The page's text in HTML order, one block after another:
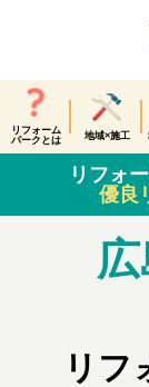
リフォーム
パークとは
地域×施工
リフォ
優良
リフ